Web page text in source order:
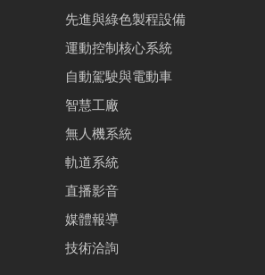
先進與綠色製程設備
運動控制核心系統
自動駕駛與電動車
智慧工廠
無人機系統
軌道系統
直播影音
媒體報導
技術洽詢